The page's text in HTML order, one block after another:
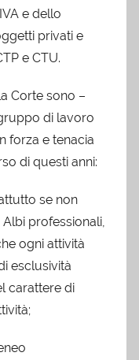
e dello
privati e
e CTU.
Corte sono –
di lavoro
forza e tenacia
di questi anni:
se non
professionali,
ogni attività
esclusività
carattere di